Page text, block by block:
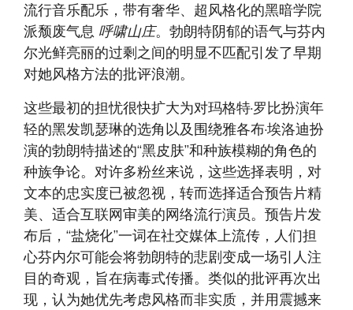
流行音乐配乐，带有奢华、超风格化的黑暗学院
派颓废气息 呼啸山庄。勃朗特阴郁的语气与芬内
尔光鲜亮丽的过剩之间的明显不匹配引发了早期
对她风格方法的批评浪潮。
这些最初的担忧很快扩大为对玛格特·罗比扮演年
轻的黑发凯瑟琳的选角以及围绕雅各布·埃洛迪扮
演的勃朗特描述的“黑皮肤”和种族模糊的角色的
种族争论。对许多粉丝来说，这些选择表明，对
文本的忠实度已被忽视，转而选择适合预告片精
美、适合互联网审美的网络流行演员。预告片发
布后，“盐烧化”一词在社交媒体上流传，人们担
心芬内尔可能会将勃朗特的悲剧变成一场引人注
目的奇观，旨在病毒式传播。类似的批评再次出
现，认为她优先考虑风格而非实质，并用震撼来